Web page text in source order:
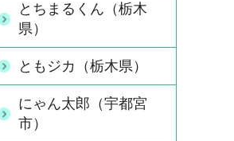
とちまるくん（栃木
県）
ともジカ（栃木県）
にゃん太郎（宇都宮
市）